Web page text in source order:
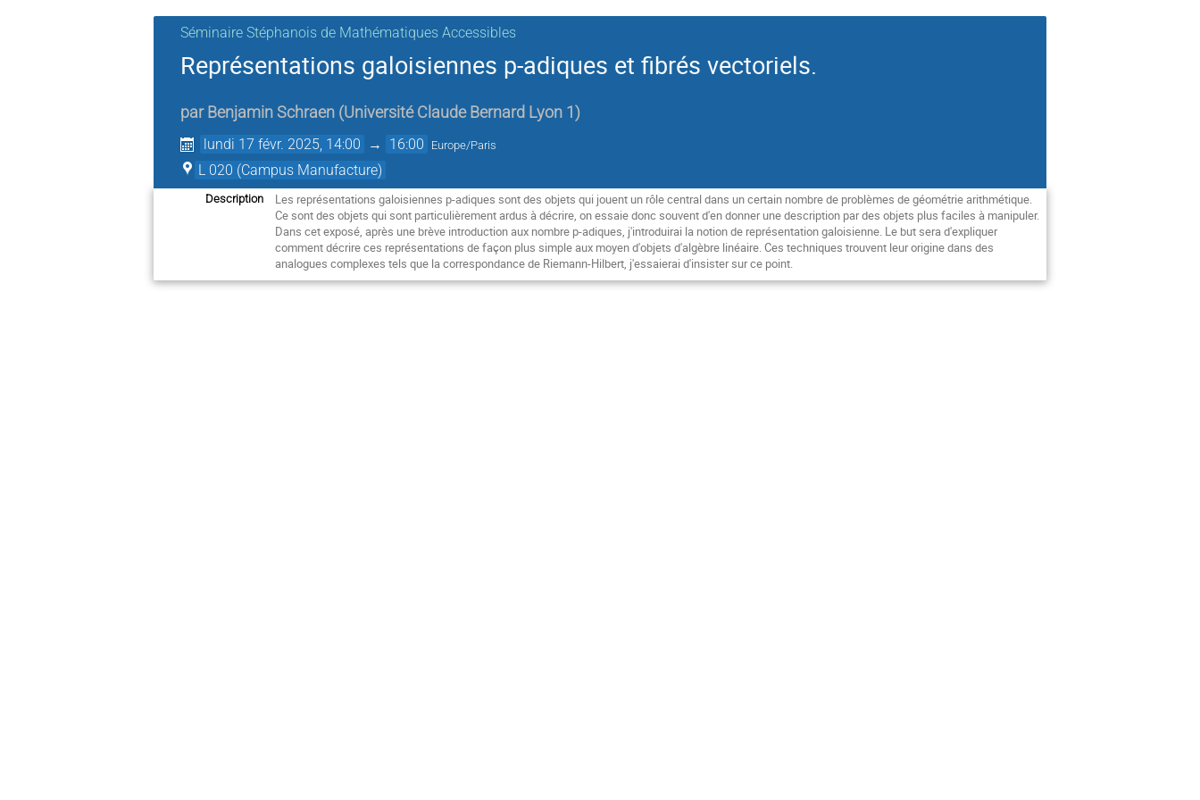
Séminaire Stéphanois de Mathématiques Accessibles
Représentations galoisiennes p-adiques et fibrés vectoriels.
par Benjamin Schraen (Université Claude Bernard Lyon 1 )
lundi 17 févr. 2025, 14:00 → 16:00 Europe/Paris
L 020 (Campus Manufacture)
Description
Les représentations galoisiennes p-adiques sont des objets qui jouent un rôle central dans un certain nombre de problèmes de géométrie arithmétique.
Ce sont des objets qui sont particulièrement ardus à décrire, on essaie donc souvent d'en donner une description par des objets plus faciles à manipuler.
Dans cet exposé, après une brève introduction aux nombre p-adiques, j'introduirai la notion de représentation galoisienne. Le but sera d'expliquer
comment décrire ces représentations de façon plus simple aux moyen d'objets d'algèbre linéaire. Ces techniques trouvent leur origine dans des
analogues complexes tels que la correspondance de Riemann-Hilbert, j'essaierai d'insister sur ce point.